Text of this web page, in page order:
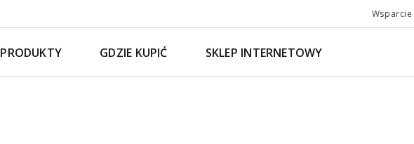
Wsparcie
PRODUKTY GDZIE KUPIĆ SKLEP INTERNETOWY